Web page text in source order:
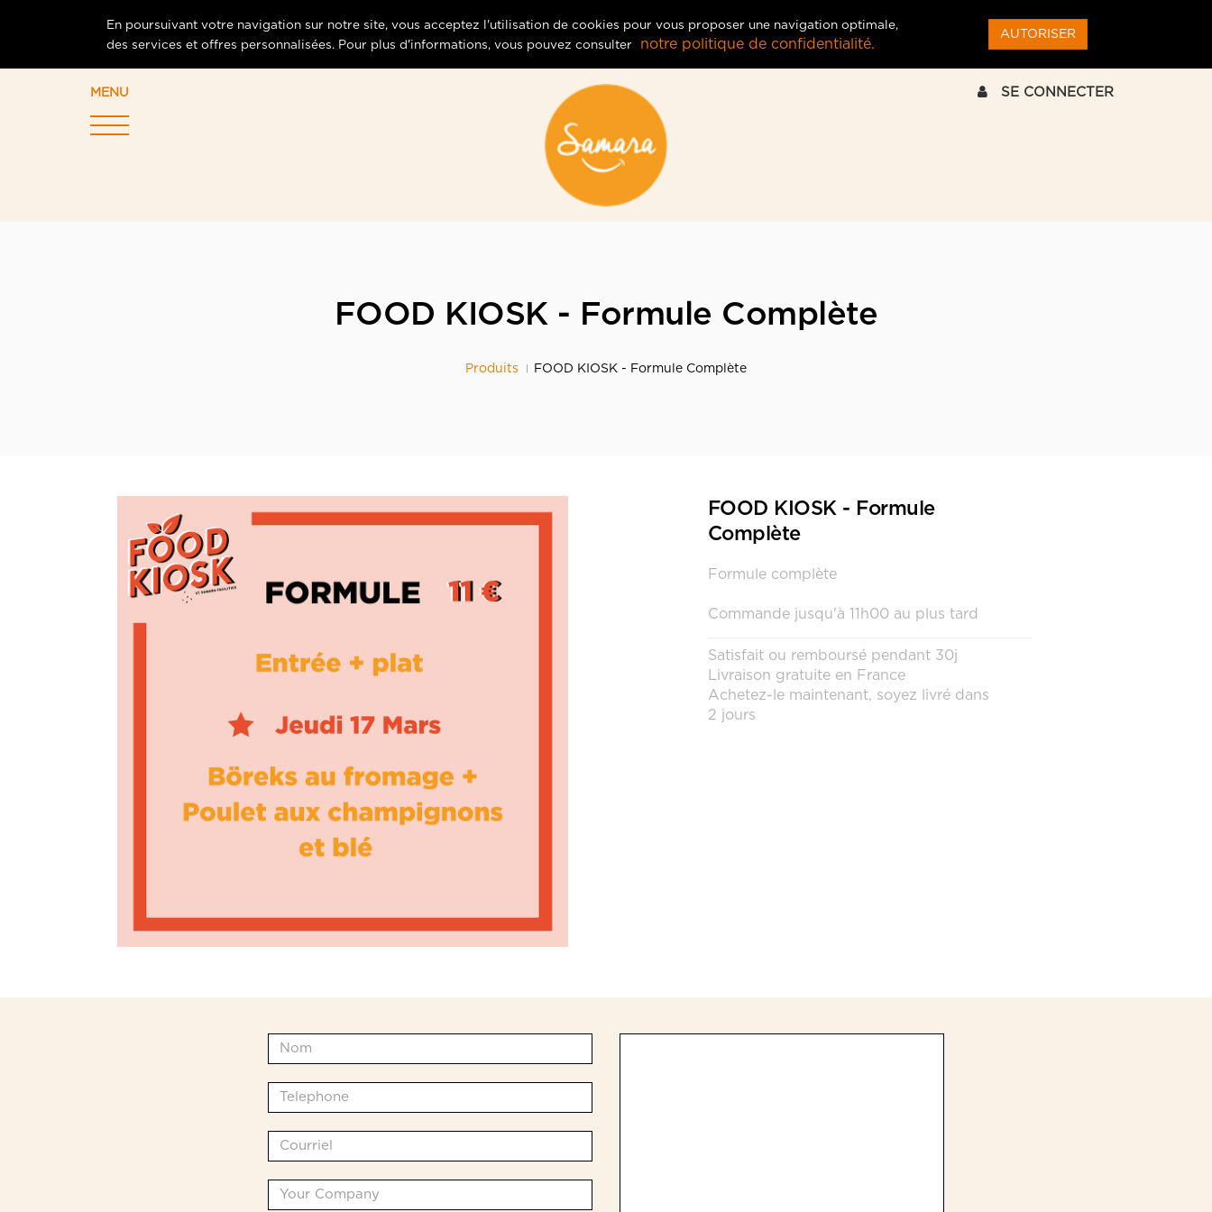
En poursuivant votre navigation sur notre site, vous acceptez l'utilisation de cookies pour vous proposer une navigation optimale,
des services et offres personnalisées. Pour plus d'informations, vous pouvez consulter
notre politique de confidentialité.
AUTORISER
MENU SE CONNECTER
FOOD KIOSK - Formule Complète
Produits FOOD KIOSK - Formule Complète
FOOD KIOSK - Formule
Complète
Formule complète
Commande jusqu'à 11h00 au plus tard
Satisfait ou remboursé pendant 30j
Livraison gratuite en France
Achetez-le maintenant, soyez livré dans
2 jours